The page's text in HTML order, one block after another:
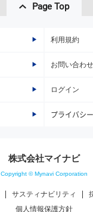
Page Top
利用規約
お問い合わせ
ログイン
プライバシ
株式会社マイナビ
Copyright © Mynavi Corporation
サスティナビリティ
個人情報保護方針